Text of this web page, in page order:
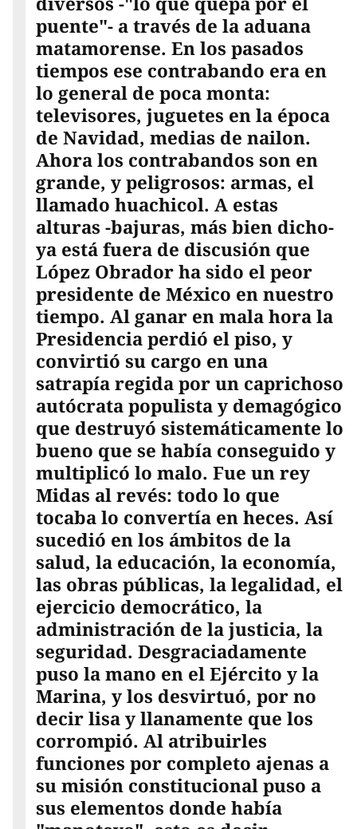
puente"- a través de la aduana
matamorense. En los pasados
tiempos ese contrabando era en
lo general de poca monta:
televisores, juguetes en la época
de Navidad, medias de nailon.
Ahora los contrabandos son en
grande, y peligrosos: armas, el
llamado huachicol. A estas
alturas -bajuras, más bien dicho-
ya está fuera de discusión que
López Obrador ha sido el peor
presidente de México en nuestro
tiempo. Al ganar en mala hora la
Presidencia perdió el piso, y
convirtió su cargo en una
satrapía regida por un caprichoso
autócrata populista y demagógico
que destruyó sistemáticamente lo
bueno que se había conseguido y
multiplicó lo malo. Fue un rey
Midas al revés: todo lo que
tocaba lo convertía en heces. Así
sucedió en los ámbitos de la
salud, la educación, la economía,
las obras públicas, la legalidad, el
ejercicio democrático, la
administración de la justicia, la
seguridad. Desgraciadamente
puso la mano en el Ejército y la
Marina, y los desvirtuó, por no
decir lisa y llanamente que los
corrompió. Al atribuirles
funciones por completo ajenas a
su misión constitucional puso a
sus elementos donde había